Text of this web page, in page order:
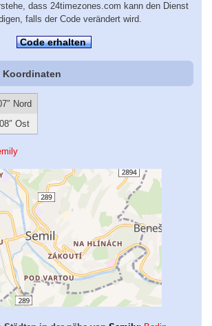
dass 24timezones.com kann den Dienst
falls der Code verändert wird.
Code erhalten
Koordinaten
Nord
Ost